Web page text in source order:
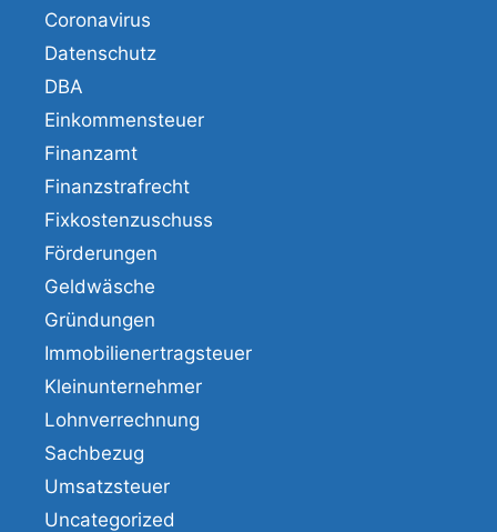
Coronavirus
Datenschutz
DBA
Einkommensteuer
Finanzamt
Finanzstrafrecht
Fixkostenzuschuss
Förderungen
Geldwäsche
Gründungen
Immobilienertragsteuer
Kleinunternehmer
Lohnverrechnung
Sachbezug
Umsatzsteuer
Uncategorized